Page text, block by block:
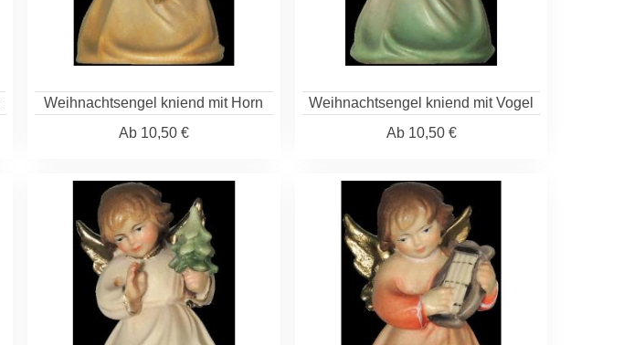
Weihnachtsengel kniend mit Horn
Ab10,50 €
Weihnachtsengel kniend mit Vogel
Ab10,50 €